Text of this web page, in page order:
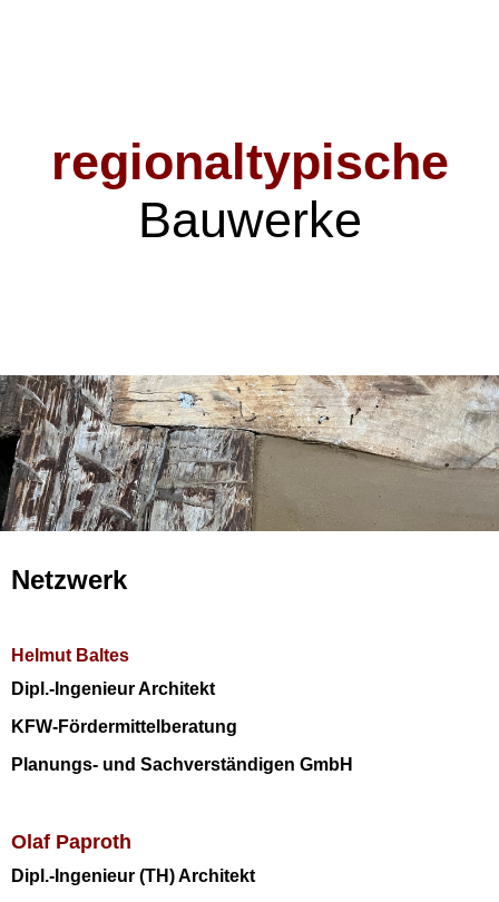
regionaltypische
Bauwerke
Netzwerk
Helmut Baltes
Dipl.-Ingenieur Architekt
KFW-Fördermittelberatung
Planungs- und Sachverständigen GmbH
Olaf Paproth
Dipl.-Ingenieur (TH) Architekt